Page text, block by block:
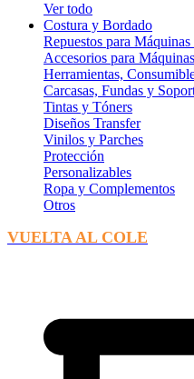
Ver todo
Costura y Bordado
Repuestos para
Accesorios para Máquinas
Herramientas,
Carcasas, Fundas y
Tintas y Tóners
Diseños Transfer
Vinilos y Parches
Protección
Personalizables
Ropa y Complementos
Otros
VUELTA AL COLE